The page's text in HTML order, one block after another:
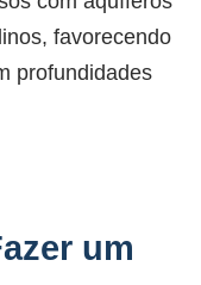
favorecendo
profundidades
um